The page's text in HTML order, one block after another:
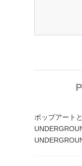
ポップアート